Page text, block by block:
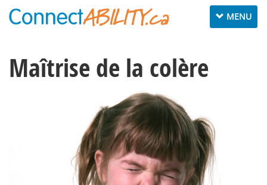
Toggle
navigation
MENU
Maîtrise de la colère